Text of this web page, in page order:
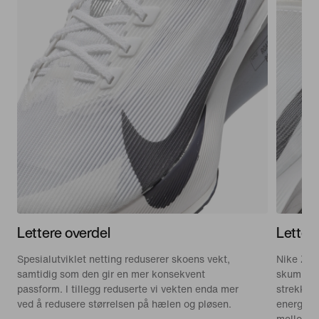
Lettere overdel
Spesialutviklet netting reduserer skoens vekt,
samtidig som den gir en mer konsekvent
passform. I tillegg reduserte vi vekten enda mer
ved å redusere størrelsen på hælen og pløsen.
Nike
strekker